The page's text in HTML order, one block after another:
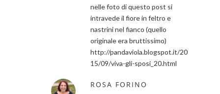
nelle foto di questo post si
intravede il fiore in feltro e
nastrini nel fianco (quello
originale era bruttissimo)
http://pandaviola.blogspot.it/20
15/09/viva-gli-sposi_20.html
ROSA FORINO